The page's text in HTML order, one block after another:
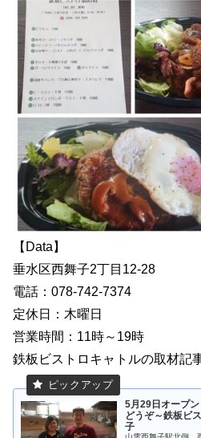
【Data】
垂水区西舞子2丁目12‐28
電話：078‐742‐7374
定休日：木曜日
営業時間：11時～19時
鉄板ビストロキャトルの取材記
5月29日オープ
どうぞ～鉄板ビ
子